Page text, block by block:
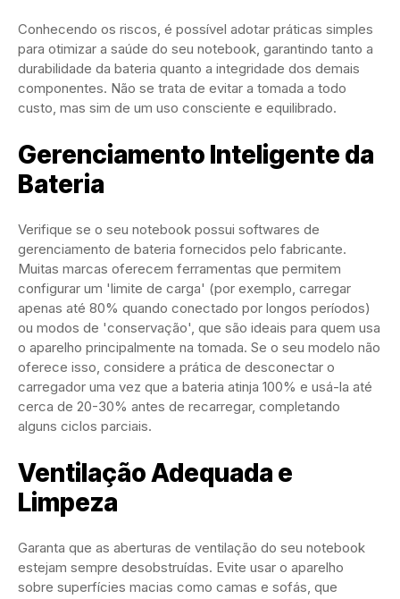
Conhecendo os riscos, é possível adotar práticas simples
para otimizar a saúde do seu notebook, garantindo tanto a
durabilidade da bateria quanto a integridade dos demais
componentes. Não se trata de evitar a tomada a todo
custo, mas sim de um uso consciente e equilibrado.
Gerenciamento Inteligente da
Bateria
Verifique se o seu notebook possui softwares de
gerenciamento de bateria fornecidos pelo fabricante.
Muitas marcas oferecem ferramentas que permitem
configurar um 'limite de carga' (por exemplo, carregar
apenas até 80% quando conectado por longos períodos)
ou modos de 'conservação', que são ideais para quem usa
o aparelho principalmente na tomada. Se o seu modelo não
oferece isso, considere a prática de desconectar o
carregador uma vez que a bateria atinja 100% e usá-la até
cerca de 20-30% antes de recarregar, completando
alguns ciclos parciais.
Ventilação Adequada e
Limpeza
Garanta que as aberturas de ventilação do seu notebook
estejam sempre desobstruídas. Evite usar o aparelho
sobre superfícies macias como camas e sofás, que